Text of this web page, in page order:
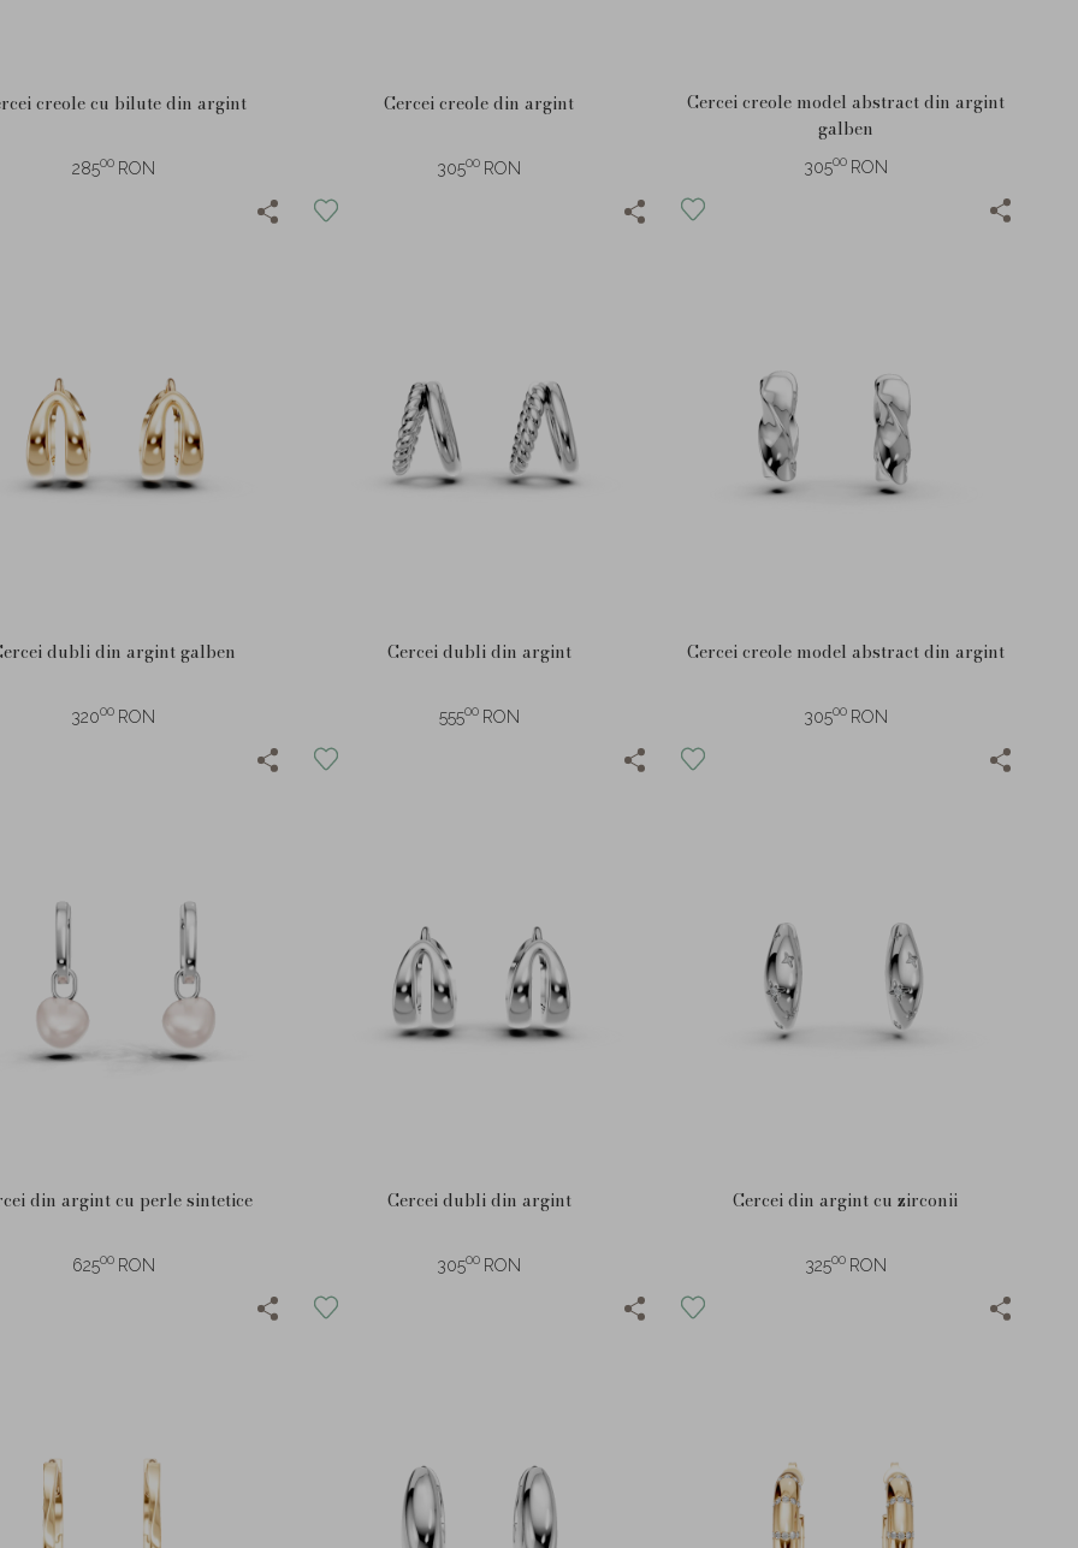
creole cu bilute din argint
28500 RON
Cercei creole din argint
30500 RON
Cercei creole model abstract din argint
galben
30500 RON
dubli din argint galben
32000 RON
Cercei dubli din argint
55500 RON
Cercei creole model abstract din argint
30500 RON
din argint cu perle sintetice
62500 RON
Cercei dubli din argint
30500 RON
Cercei din argint cu zirconii
32500 RON